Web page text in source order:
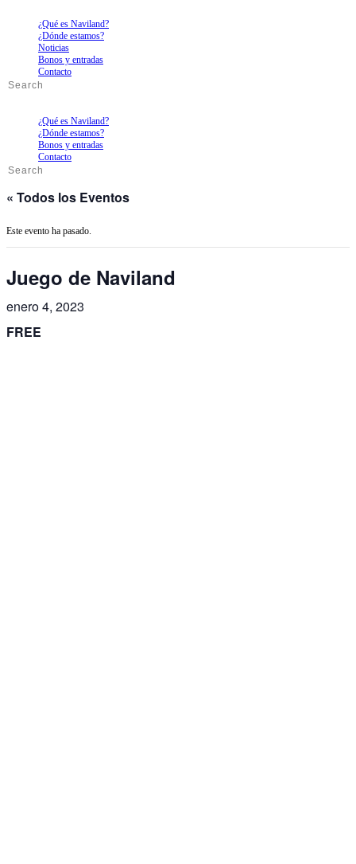
¿Qué es Naviland?
¿Dónde estamos?
Noticias
Bonos y entradas
Contacto
¿Qué es Naviland?
¿Dónde estamos?
Bonos y entradas
Contacto
« Todos los Eventos
Este evento ha pasado.
Juego de Naviland
enero 4, 2023
FREE